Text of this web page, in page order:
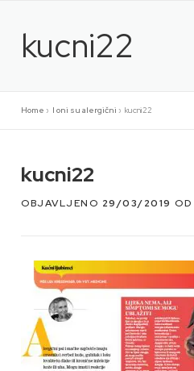
sadržajkucni22
Home » I oni su alergični »kucni22
kucni22
OBJAVLJENO 29/03/2019 OD